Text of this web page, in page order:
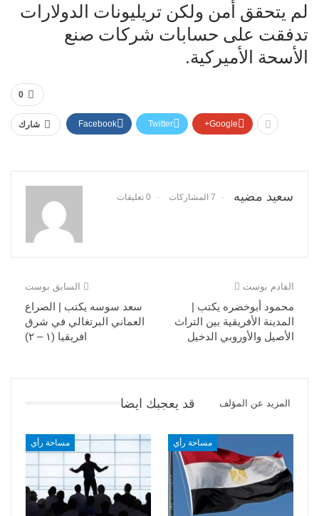
لم يتحقق أمن ولكن تريليونات الدولارات
تدفقت على حسابات شركات صنع
الأسحة الأميركية.
0
شارك Facebook Twitter Google+
سعيد مضيه 7 المشاركات 0 تعليقات
السابق بوست
سعد سوسه يكتب | الصراع
العماني البرتغالي في شرق
افريقيا (١ – ٢)
القادم بوست
محمود أبوخضره يكتب |
المدينة الأفريقية بين التراث
الأصيل والأوروبي الدخيل
قد يعجبك ايضا المزيد عن المؤلف
مساحة رأي مساحة رأي